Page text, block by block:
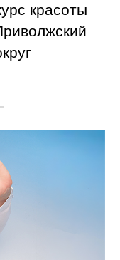
красоты